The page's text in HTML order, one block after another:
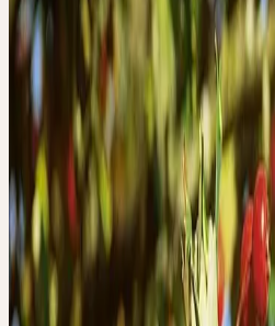
WÄRME UND AUFRICHTUNG
Die traditionelle Pflanzenheilkunde
Vokabular entwickelt: Pflanzen, die
Die tragen, ohne zu belasten. Die
die Kunst des rechten Masses — und
besser als jede andere Lebensphase.
Man wird nicht alt, wenn man
Im Ceres-Verständnis begleiten